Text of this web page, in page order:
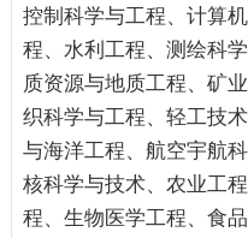
控制科学与工程、计算
程、水利工程、测绘科
质资源与地质工程、矿
织科学与工程、轻工技
与海洋工程、航空宇航
核科学与技术、农业工
程、生物医学工程、食